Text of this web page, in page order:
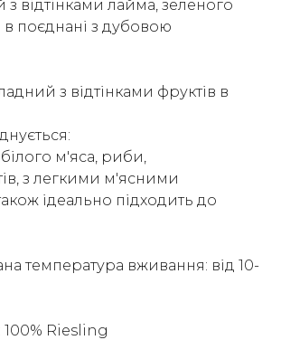
з відтінками лайма, зеленого
в поєднані з дубовою
з відтінками фруктів в
м'яса, риби,
з легкими м'ясними
ідеально підходить до
температура вживання: від 10-
100% Riesling